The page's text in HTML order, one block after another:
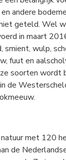
andere
geteld. Wel
in maart
smient, wulp,
fuut en
soorten wordt
de
met 120
de